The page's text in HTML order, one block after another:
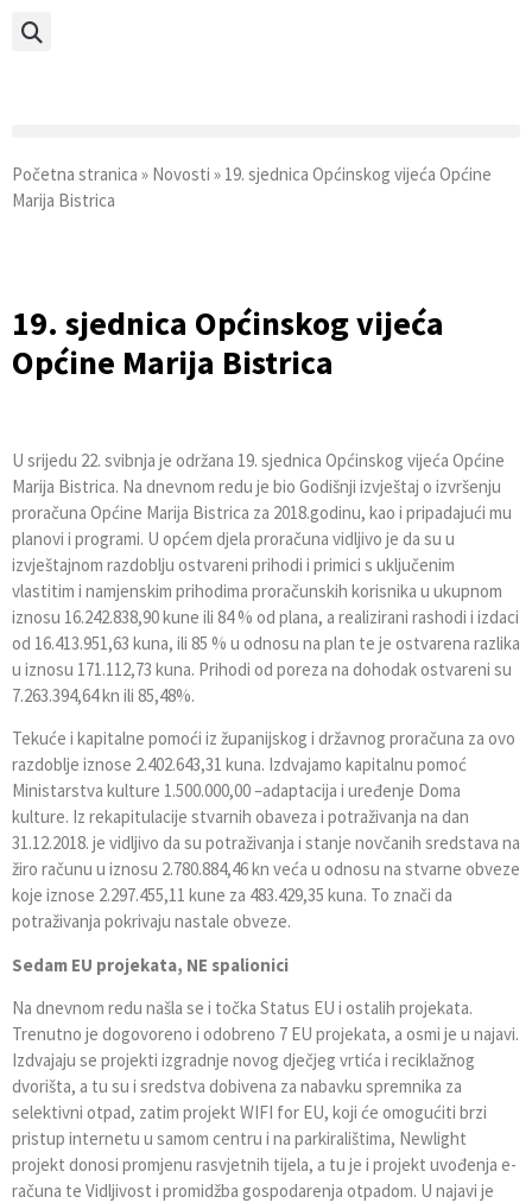
Početna stranica » Novosti » 19. sjednica Općinskog vijeća Općine
Marija Bistrica
19. sjednica Općinskog vijeća
Općine Marija Bistrica
U srijedu 22. svibnja je održana 19. sjednica Općinskog vijeća Općine
Marija Bistrica. Na dnevnom redu je bio Godišnji izvještaj o izvršenju
proračuna Općine Marija Bistrica za 2018.godinu, kao i pripadajući mu
planovi i programi. U općem djela proračuna vidljivo je da su u
izvještajnom razdoblju ostvareni prihodi i primici s uključenim
vlastitim i namjenskim prihodima proračunskih korisnika u ukupnom
iznosu 16.242.838,90 kune ili 84 % od plana, a realizirani rashodi i izdaci
od 16.413.951,63 kuna, ili 85 % u odnosu na plan te je ostvarena razlika
u iznosu 171.112,73 kuna. Prihodi od poreza na dohodak ostvareni su
7.263.394,64 kn ili 85,48%.
Tekuće i kapitalne pomoći iz županijskog i državnog proračuna za ovo
razdoblje iznose 2.402.643,31 kuna. Izdvajamo kapitalnu pomoć
Ministarstva kulture 1.500.000,00 –adaptacija i uređenje Doma
kulture. Iz rekapitulacije stvarnih obaveza i potraživanja na dan
31.12.2018. je vidljivo da su potraživanja i stanje novčanih sredstava na
žiro računu u iznosu 2.780.884,46 kn veća u odnosu na stvarne obveze
koje iznose 2.297.455,11 kune za 483.429,35 kuna. To znači da
potraživanja pokrivaju nastale obveze.
Sedam EU projekata, NE spalionici
Na dnevnom redu našla se i točka Status EU i ostalih projekata.
Trenutno je dogovoreno i odobreno 7 EU projekata, a osmi je u najavi.
Izdvajaju se projekti izgradnje novog dječjeg vrtića i reciklažnog
dvorišta, a tu su i sredstva dobivena za nabavku spremnika za
selektivni otpad, zatim projekt WIFI for EU, koji će omogućiti brzi
pristup internetu u samom centru i na parkiralištima, Newlight
projekt donosi promjenu rasvjetnih tijela, a tu je i projekt uvođenja e-
računa te Vidljivost i promidžba gospodarenja otpadom. U najavi je